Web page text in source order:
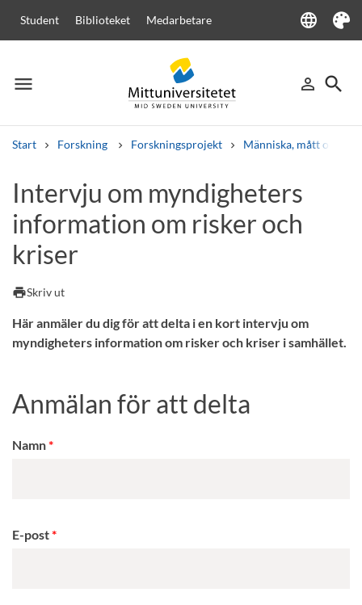
Student Biblioteket Medarbetare language
Language
Tema
menu
Meny person_outline
Logga in
search
Sök
Start Forskning Forskningsprojekt Människa, mått och
Andra söktjänster
Kurser och programKursplaner VälkomstbrevPersonal
Lediga jobb
Intervju om myndigheters
information om risker och
kriser
printSkriv ut
Här anmäler du dig för att delta i en kort intervju om
myndigheters information om risker och kriser i samhället.
Anmälan för att delta
Namn
E-post